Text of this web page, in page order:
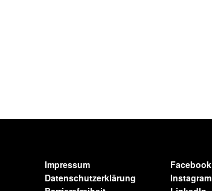
Impressum
Datenschutzerklärung
Facebook
Instagram